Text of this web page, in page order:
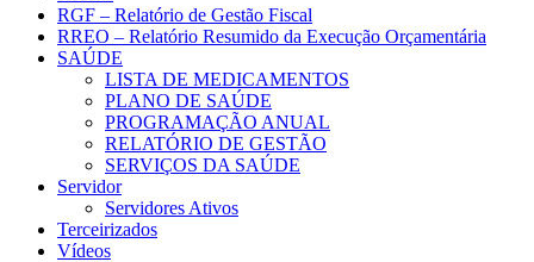
RGF – Relatório de Gestão Fiscal
RREO – Relatório Resumido da Execução Orçamentária
SAÚDE
LISTA DE MEDICAMENTOS
PLANO DE SAÚDE
PROGRAMAÇÃO ANUAL
RELATÓRIO DE GESTÃO
SERVIÇOS DA SAÚDE
Servidor
Servidores Ativos
Terceirizados
Vídeos